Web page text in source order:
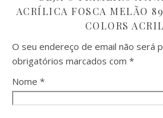
ACRÍLICA FOSCA MELÃO
COLORS
O seu endereço de email não será
obrigatórios marcados com *
Nome *